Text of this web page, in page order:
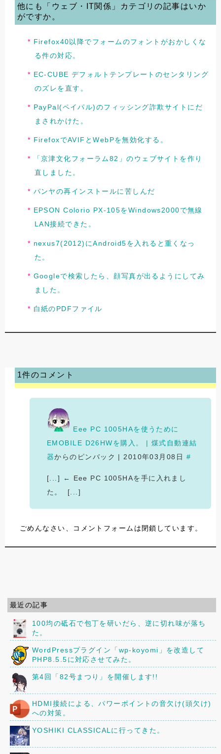
他にも「ウェブ・IT関係」カテゴリの記事はいか
がですか。
Firefox40以降でフォームのフォントがおかしくな
る件の対応。
EC-CUBE デフォルトテンプレートのセンタリング
のズレを直す。
PayPal(ペイパル)のフィッシング詐欺サイトにだ
まされかけた。
FirefoxでAVIFとWebPを無効化する。
「京津文化フォーラム82」のウェブサイトを作り
直しました。
パンヤの再インストールに苦しんだ
EPSON Colorio PX-105をWindows2000で無線
LAN接続できた。
nexus7(2012)にAndroid5を入れると重くなっ
た。
Googleで検索したら、顔写真が出るようにしてみ
ました。
白紙のPDFファイル
1件のコメント
Eee PC 1005HAを使うために
EMOBILE D26HWを購入。 | 煤式自動連結
器からのピンバック | 2010年03月08日 #
[...] ← Eee PC 1005HAを手に入れまし
た。 ‌ [...]
ごめんなさい、コメントフォームは閉鎖しています。
最近の記事
100均の砥石で包丁を研いだら、逆に切れ味が落ち
た。
WordPressプラグイン「wp-koyomi」を改造して
PHP8.5.5に対応させてみた。
第4回「82号まつり」を開催します!!
HDMI接続による、パワーポイントの音欠け(頭欠け)
への対策。
YOSHIKI CLASSICALに行ってきた。